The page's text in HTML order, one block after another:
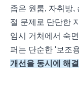
좁은 원룸, 자취방,
절 문제로 단단한
임시 거처에서 숙
퍼는 단순한 '보조
개선을 동시에 해